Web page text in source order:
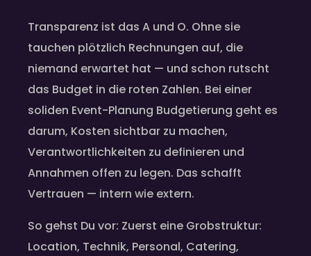
Transparenz ist das A und O. Ohne sie
tauchen plötzlich Rechnungen auf, die
niemand erwartet hat — und schon rutscht
das Budget in die roten Zahlen. Bei einer
soliden Event-Planung Budgetierung geht es
darum, Kosten sichtbar zu machen,
Verantwortlichkeiten zu definieren und
Annahmen offen zu legen. Das schafft
Vertrauen — intern wie extern.
So gehst Du vor: Zuerst eine Grobstruktur:
Location, Technik, Personal, Catering,